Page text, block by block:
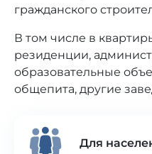
гражданского
В том числе в
резиденции,
образовательные
общепита, другие
Для